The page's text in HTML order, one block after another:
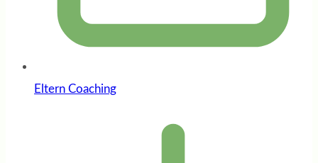
Eltern Coaching